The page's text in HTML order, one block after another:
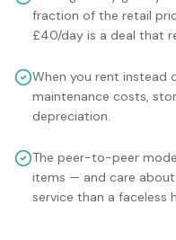
fraction of the retail
£40/day is a deal that
When you rent instead
maintenance costs,
depreciation.
The peer-to-peer
items — and care
service than a faceless